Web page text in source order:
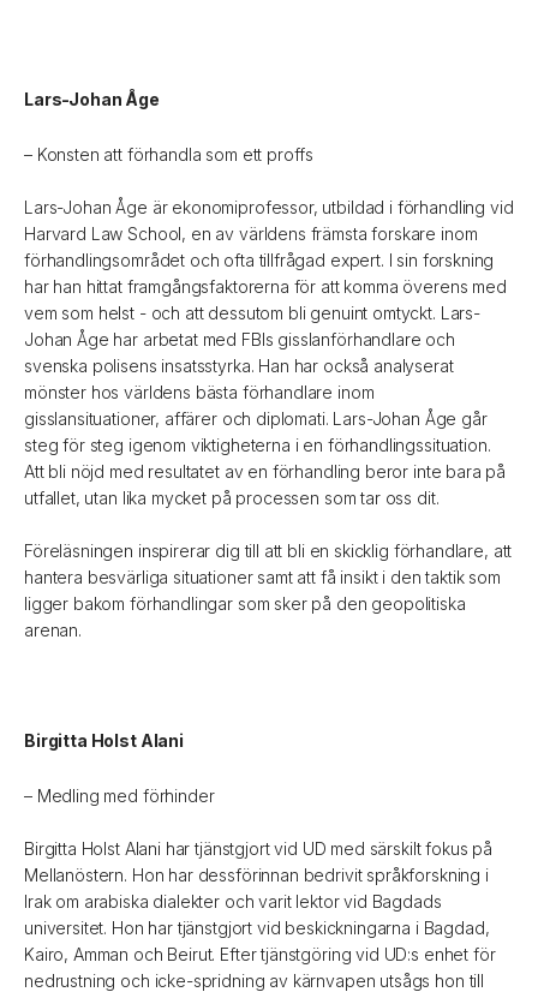
Lars-Johan Åge
– Konsten att förhandla som ett proffs
Lars-Johan Åge är ekonomiprofessor, utbildad i förhandling vid
Harvard Law School, en av världens främsta forskare inom
förhandlingsområdet och ofta tillfrågad expert. I sin forskning
har han hittat framgångsfaktorerna för att komma överens med
vem som helst - och att dessutom bli genuint omtyckt. Lars-
Johan Åge har arbetat med FBIs gisslanförhandlare och
svenska polisens insatsstyrka. Han har också analyserat
mönster hos världens bästa förhandlare inom
gisslansituationer, affärer och diplomati. Lars-Johan Åge går
steg för steg igenom viktigheterna i en förhandlingssituation.
Att bli nöjd med resultatet av en förhandling beror inte bara på
utfallet, utan lika mycket på processen som tar oss dit.
Föreläsningen inspirerar dig till att bli en skicklig förhandlare, att
hantera besvärliga situationer samt att få insikt i den taktik som
ligger bakom förhandlingar som sker på den geopolitiska
arenan.
Birgitta Holst Alani
– Medling med förhinder
Birgitta Holst Alani har tjänstgjort vid UD med särskilt fokus på
Mellanöstern. Hon har dessförinnan bedrivit språkforskning i
Irak om arabiska dialekter och varit lektor vid Bagdads
universitet. Hon har tjänstgjort vid beskickningarna i Bagdad,
Kairo, Amman och Beirut. Efter tjänstgöring vid UD:s enhet för
nedrustning och icke-spridning av kärnvapen utsågs hon till